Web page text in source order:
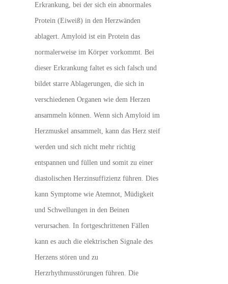
Erkrankung, bei der sich ein abnormales
Protein (Eiweiß) in den Herzwänden
ablagert. Amyloid ist ein Protein das
normalerweise im Körper vorkommt. Bei
dieser Erkrankung faltet es sich falsch und
bildet starre Ablagerungen, die sich in
verschiedenen Organen wie dem Herzen
ansammeln können. Wenn sich Amyloid im
Herzmuskel ansammelt, kann das Herz steif
werden und sich nicht mehr richtig
entspannen und füllen und somit zu einer
diastolischen Herzinsuffizienz führen. Dies
kann Symptome wie Atemnot, Müdigkeit
und Schwellungen in den Beinen
verursachen. In fortgeschrittenen Fällen
kann es auch die elektrischen Signale des
Herzens stören und zu
Herzrhythmusstörungen führen. Die